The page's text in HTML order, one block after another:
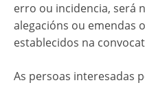
erro ou incidencia, será
alegacións ou emendas
establecidos na
As persoas interesadas